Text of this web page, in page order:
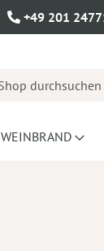
+49 201
WEINBRAND